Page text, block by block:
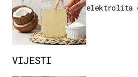
VIJESTI
elektrolita